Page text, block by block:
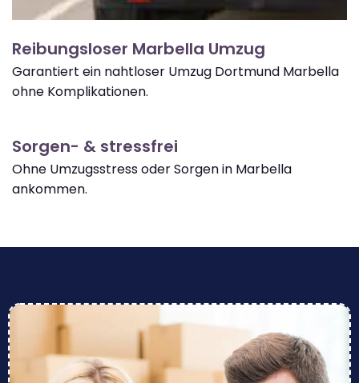
Reibungsloser Marbella Umzug
Garantiert ein nahtloser Umzug Dortmund Marbella
ohne Komplikationen.
Sorgen- & stressfrei
Ohne Umzugsstress oder Sorgen in Marbella
ankommen.